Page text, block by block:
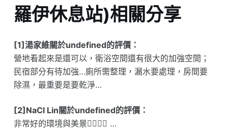
羅伊休息站)相關分享
[1]湯家維關於undefined的評價：
營地看起來是還可以，衛浴空間還有很大的加強空間；
民宿部分有待加強…廁所需整理，漏水要處理，房間要
除濕，最重要是要乾淨…
[2]NaCl Lin關於undefined的評價：
非常好的環境與美景👍🏽👍🏽 …